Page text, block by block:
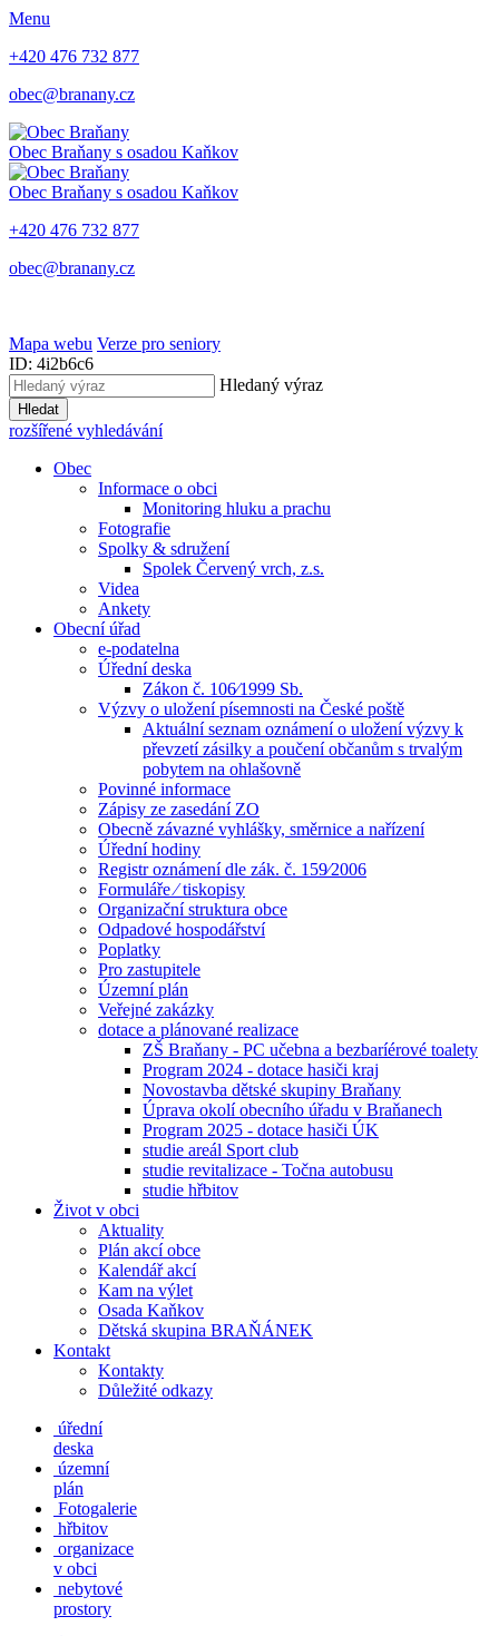
Menu
+420 476 732 877
obec@branany.cz
Obec Braňany s osadou Kaňkov
Obec Braňany s osadou Kaňkov
+420 476 732 877
obec@branany.cz
Mapa webu Verze pro seniory
ID: 4i2b6c6
Hledaný výraz
Hledat
rozšířené vyhledávání
Obec
Informace o obci
Monitoring hluku a prachu
Fotografie
Spolky & sdružení
Spolek Červený vrch, z.s.
Videa
Ankety
Obecní úřad
e-podatelna
Úřední deska
Zákon č. 106⁄1999 Sb.
Výzvy o uložení písemnosti na České poště
Aktuální seznam oznámení o uložení výzvy k
převzetí zásilky a poučení občanům s trvalým
pobytem na ohlašovně
Povinné informace
Zápisy ze zasedání ZO
Obecně závazné vyhlášky, směrnice a nařízení
Úřední hodiny
Registr oznámení dle zák. č. 159⁄2006
Formuláře ⁄ tiskopisy
Organizační struktura obce
Odpadové hospodářství
Poplatky
Pro zastupitele
Územní plán
Veřejné zakázky
dotace a plánované realizace
ZŠ Braňany - PC učebna a bezbaríérové toalety
Program 2024 - dotace hasiči kraj
Novostavba dětské skupiny Braňany
Úprava okolí obecního úřadu v Braňanech
Program 2025 - dotace hasiči ÚK
studie areál Sport club
studie revitalizace - Točna autobusu
studie hřbitov
Život v obci
Aktuality
Plán akcí obce
Kalendář akcí
Kam na výlet
Osada Kaňkov
Dětská skupina BRAŇÁNEK
Kontakt
Kontakty
Důležité odkazy
úřední
deska
územní
plán
Fotogalerie
hřbitov
organizace
v obci
nebytové
prostory